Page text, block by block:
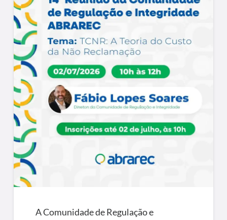
A Comunidade de Regulação e